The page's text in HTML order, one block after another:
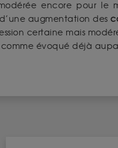
encore pour
d’une augmentation des
certaine mais
évoqué déjà